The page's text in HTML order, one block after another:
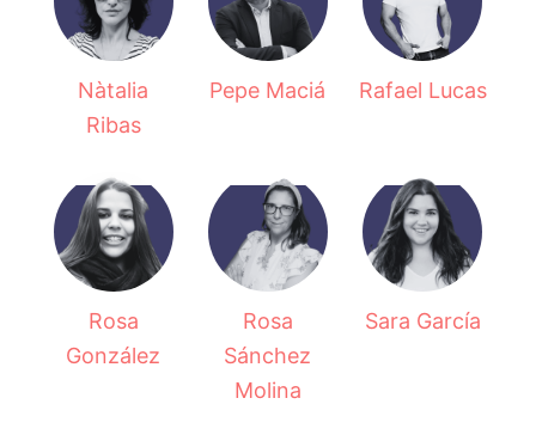
Nàtalia
Ribas
Pepe Maciá Rafael Lucas
Rosa
González
Rosa
Sánchez
Molina
Sara García